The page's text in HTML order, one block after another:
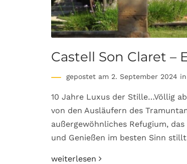
Castell Son Claret –
gepostet am 2. September 2024 in
10 Jahre Luxus der Stille…Völlig
von den Ausläufern des
außergewöhnliches Refugium,
und Genießen im besten Sinn
weiterlesen